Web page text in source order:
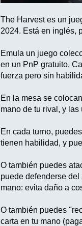
The Harvest es un
2024. Está en inglés,
Emula un juego
en un PnP gratuito.
fuerza pero sin
En la mesa se
mano de tu rival, y
En cada turno,
tienen habilidad, y
O también puedes
puede defenderse
mano: evita daño a
O también puedes
carta en tu mano